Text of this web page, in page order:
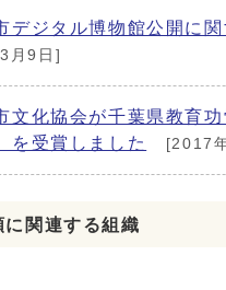
デジタル博物館公開に
月9日]
文化協会が千葉県教育功
を受賞しました
[2017
に関連する組織